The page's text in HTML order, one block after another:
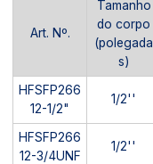
Art. Nº.
Tamanho
do corpo
(polegada
s)
HFSFP266
12-1/2"
1/2''
HFSFP266
12-3/4UNF
1/2''